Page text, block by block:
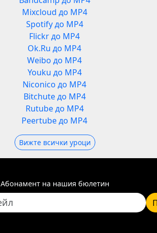
Mixcloud до MP4
Spotify до MP4
Flickr до MP4
Ok.Ru до MP4
Weibo до MP4
Youku до MP4
Niconico до MP4
Bitchute до MP4
Rutube до MP4
Peertube до MP4
Вижте всички уроци
Абонамент на нашия бюлетин